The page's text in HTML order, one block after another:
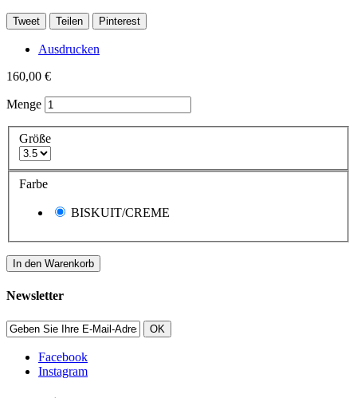
Tweet Teilen Pinterest
Ausdrucken
160,00 €
Menge
Größe
Farbe
BISKUIT/CREME
In den Warenkorb
Newsletter
OK
Facebook
Instagram